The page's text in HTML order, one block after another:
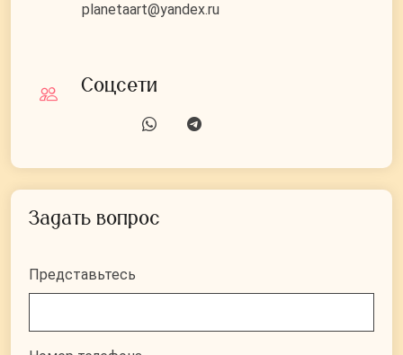
planetaart@yandex.ru
Соцсети
Задать вопрос
Представьтесь